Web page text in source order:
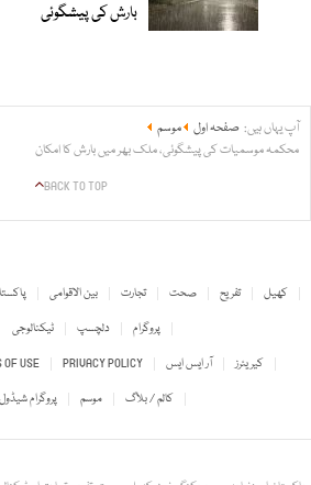
بارش کی پیشگوئی
آپ یہاں ہیں: صفحہ اول
موسم
محکمہ موسمیات کی پیشگوئی، ملک بھر میں بارش کا امکان
BACK TO TOP
بین الاقوامی تجارت صحت تفریح
کھیل
ٹیکنالوجی
دلچسپ
پروگرام
OF USE PRIVACY POLICY آر ایس ایس
کیریئرز
پروگرام شیڈول
موسم کالم / بلاگ